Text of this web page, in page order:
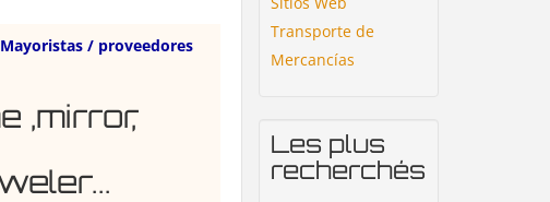
Mayoristas / proveedores
,mirror,
Transporte de
Mercancías
Les plus
recherchés